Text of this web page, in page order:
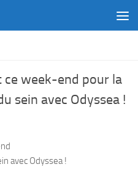
ce week-end pour la
sein avec Odyssea !
avec Odyssea !